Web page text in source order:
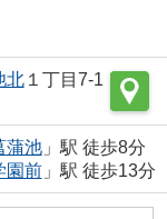
北１丁目7-1
蒲池」駅 徒歩8分
園前」駅 徒歩13分